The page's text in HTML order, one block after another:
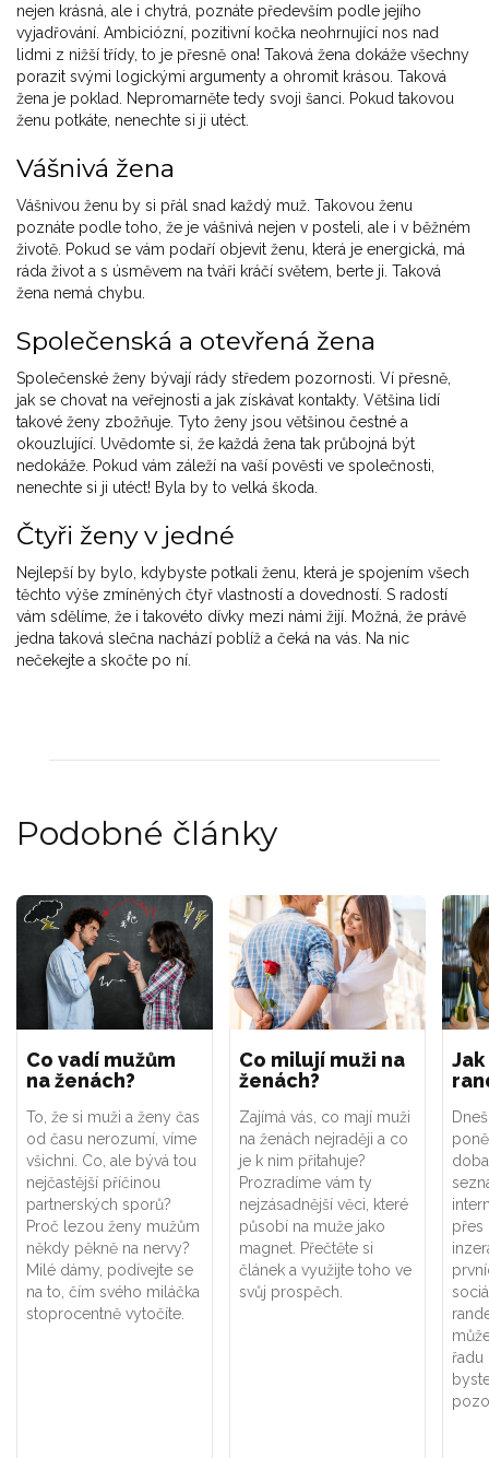
nejen krásná, ale i chytrá, poznáte především podle jejího
vyjadřování. Ambiciózní, pozitivní kočka neohrnující nos nad
lidmi z nižší třídy, to je přesně ona! Taková žena dokáže všechny
porazit svými logickými argumenty a ohromit krásou. Taková
žena je poklad. Nepromarněte tedy svoji šanci. Pokud takovou
ženu potkáte, nenechte si ji utéct.
Vášnivá žena
Vášnivou ženu by si přál snad každý muž. Takovou ženu
poznáte podle toho, že je vášnivá nejen v posteli, ale i v běžném
životě. Pokud se vám podaří objevit ženu, která je energická, má
ráda život a s úsměvem na tváři kráčí světem, berte ji. Taková
žena nemá chybu.
Společenská a otevřená žena
Společenské ženy bývají rády středem pozornosti. Ví přesně,
jak se chovat na veřejnosti a jak získávat kontakty. Většina lidí
takové ženy zbožňuje. Tyto ženy jsou většinou čestné a
okouzlující. Uvědomte si, že každá žena tak průbojná být
nedokáže. Pokud vám záleží na vaší pověsti ve společnosti,
nenechte si ji utéct! Byla by to velká škoda.
Čtyři ženy v jedné
Nejlepší by bylo, kdybyste potkali ženu, která je spojením všech
těchto výše zmíněných čtyř vlastností a dovedností. S radostí
vám sdělíme, že i takovéto dívky mezi námi žijí. Možná, že právě
jedna taková slečna nachází poblíž a čeká na vás. Na nic
nečekejte a skočte po ní.
Podobné články
Co vadí mužům
na ženách?
To, že si muži a ženy čas
od času nerozumí, víme
všichni. Co, ale bývá tou
nejčastější příčinou
partnerských sporů?
Proč lezou ženy mužům
někdy pěkně na nervy?
Milé dámy, podívejte se
na to, čím svého miláčka
stoprocentně vytočíte.
Co milují muži na
ženách?
Zajímá vás, co mají muži
na ženách nejraději a co
je k nim přitahuje?
Prozradíme vám ty
nejzásadnější věci, které
působí na muže jako
magnet. Přečtěte si
článek a využijte toho ve
svůj prospěch.
přes
řadu